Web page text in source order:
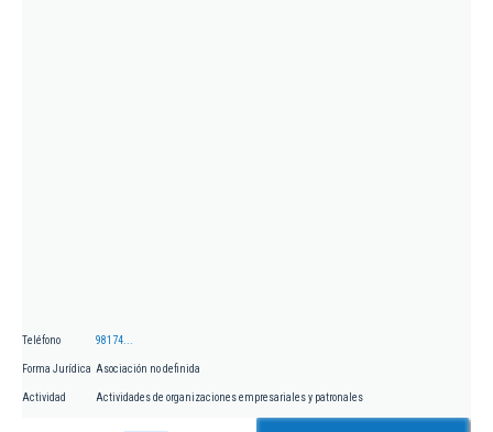
Teléfono 98174...
Forma Jurídica Asociación no definida
Actividad Actividades de organizaciones empresariales y patronales